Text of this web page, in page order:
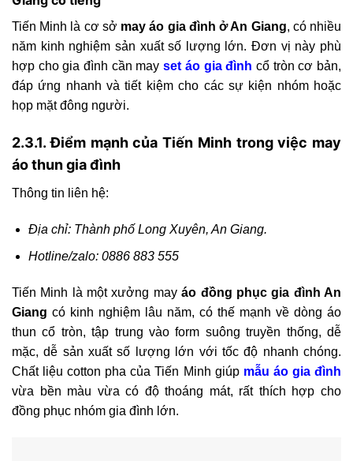
Tiến Minh là cơ sở may áo gia đình ở An Giang, có nhiều
năm kinh nghiệm sản xuất số lượng lớn. Đơn vị này phù
hợp cho gia đình cần mayset áo gia đình cổ tròn cơ bản,
đáp ứng nhanh và tiết kiệm cho các sự kiện nhóm hoặc
họp mặt đông người.
2.3.1. Điểm mạnh của Tiến Minh trong việc may
áo thun gia đình
Thông tin liên hệ:
Địa chỉ: Thành phố Long Xuyên, An Giang.
Hotline/zalo: 0886 883 555
Tiến Minh là một xưởng mayáo đồng phục gia đình An
Giang có kinh nghiệm lâu năm, có thế mạnh về dòng áo
thun cổ tròn, tập trung vào form suông truyền thống, dễ
mặc, dễ sản xuất số lượng lớn với tốc độ nhanh chóng.
Chất liệu cotton pha của Tiến Minh giúp mẫu áo gia đình
vừa bền màu vừa có độ thoáng mát, rất thích hợp cho
đồng phục nhóm gia đình lớn.